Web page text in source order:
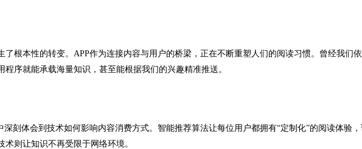
根本性的转变。APP作为连接内容与用户的桥梁，正在不断重塑人们的阅读习惯。曾经我们依
序就能承载海量知识，甚至能根据我们的兴趣精准推送。
刻体会到技术如何影响内容消费方式。智能推荐算法让每位用户都拥有“定制化”的阅读体验
则让知识不再受限于网络环境。